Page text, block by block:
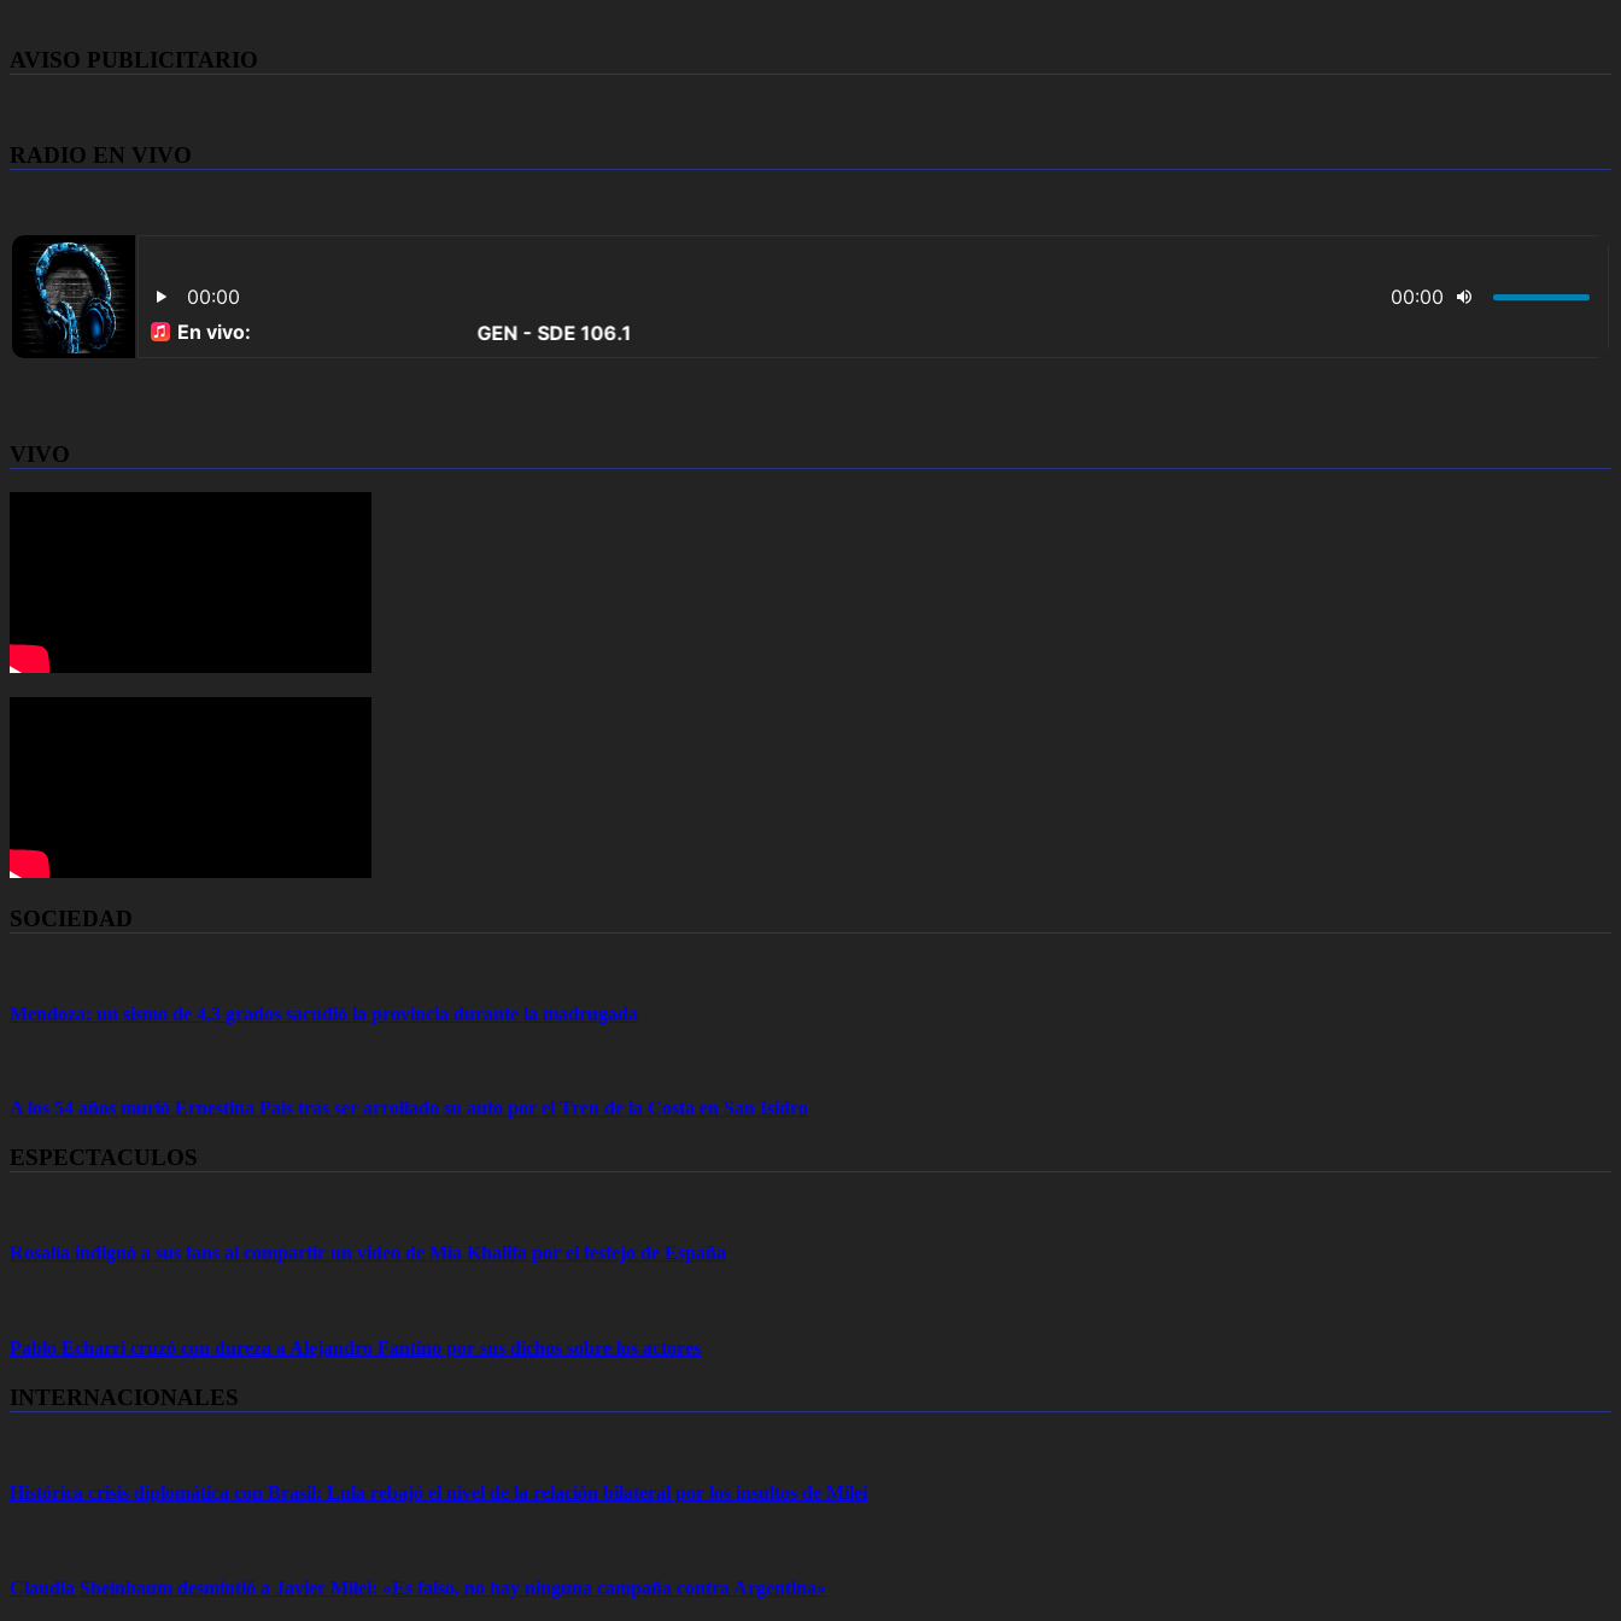
AVISO PUBLICITARIO
RADIO EN VIVO
VIVO
SOCIEDAD
Mendoza: un sismo de 4,3 grados sacudió la provincia durante la madrugada
A los 54 años murió Ernestina Pais tras ser arrollado su auto por el Tren de la Costa en San Isidro
ESPECTACULOS
Rosalía indignó a sus fans al compartir un video de Mia Khalifa por el festejo de España
Pablo Echarri cruzó con dureza a Alejandro Fantino por sus dichos sobre los actores
INTERNACIONALES
Histórica crisis diplomática con Brasil: Lula rebajó el nivel de la relación bilateral por los insultos de Milei
Claudia Sheinbaum desmintió a Javier Milei: «Es falso, no hay ninguna campaña contra Argentina»